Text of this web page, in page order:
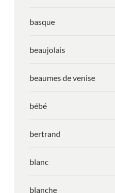
basque
beaujolais
beaumes de venise
bébé
bertrand
blanc
blanche